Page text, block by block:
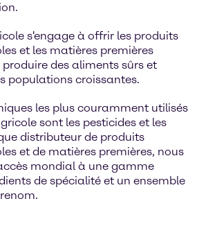
s'engage à offrir les produits
et les matières premières
des aliments sûrs et
populations croissantes.
les plus couramment utilisés
sont les pesticides et les
distributeur de produits
et de matières premières, nous
mondial à une gamme
de spécialité et un ensemble